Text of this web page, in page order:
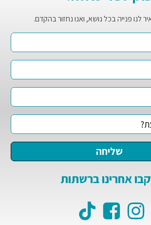
לנו פנייה בכל נושא, ואנו נחזור בהקדם.
אחרינו ברשתות